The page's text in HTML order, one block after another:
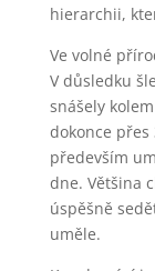
hierarchii,
Ve volné
V důsledku
snášely
dokonce přes
především
dne. Většina
úspěšně
uměle.